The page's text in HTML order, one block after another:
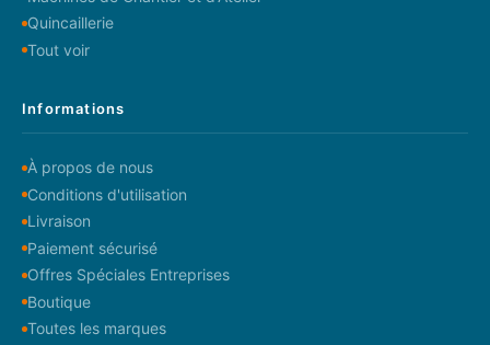
Quincaillerie
Tout voir
Informations
À propos de nous
Conditions d'utilisation
Livraison
Paiement sécurisé
Offres Spéciales Entreprises
Boutique
Toutes les marques